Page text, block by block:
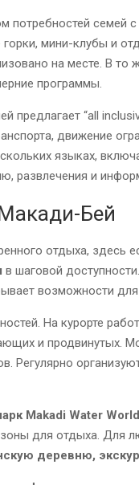
потребностей семей
мини-клубы и
на месте. В
программы.
предлагает “all
движение
языках,
развлечения и
Бей
отдыха, здесь
в шаговой
возможности
На курорте
и продвинутых.
Регулярно
Makadi Water World
для отдыха. Для
деревню,